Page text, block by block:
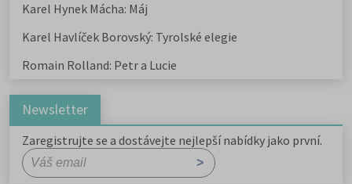
Karel Hynek Mácha: Máj
Karel Havlíček Borovský: Tyrolské elegie
Romain Rolland: Petr a Lucie
Newsletter
Zaregistrujte se a dostávejte nejlepší nabídky jako první.